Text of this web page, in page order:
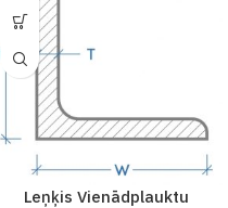
Leņķis Vienādplauktu